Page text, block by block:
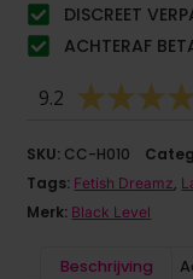
DISCREET
ACHTERAF
9.2
SKU: CC-H010
Tags: Fetish Dreamz,
Merk: Black Level
Beschrijving